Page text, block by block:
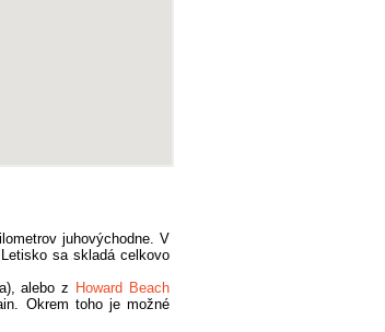
juhovýchodne. V
sa skladá celkovo
alebo z
Howard Beach
Okrem toho je možné